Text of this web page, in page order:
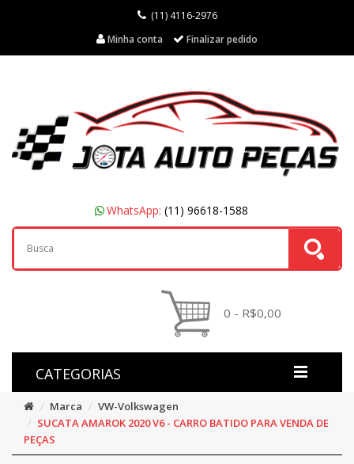
(11) 4116-2976
Minha conta
Finalizar pedido
WhatsApp: (11) 96618-1588
0 - R$0,00
CATEGORIAS
Marca
VW-Volkswagen
SUCATA AMAROK 2020 V6 - CARRO BATIDO PARA VENDA DE
PEÇAS